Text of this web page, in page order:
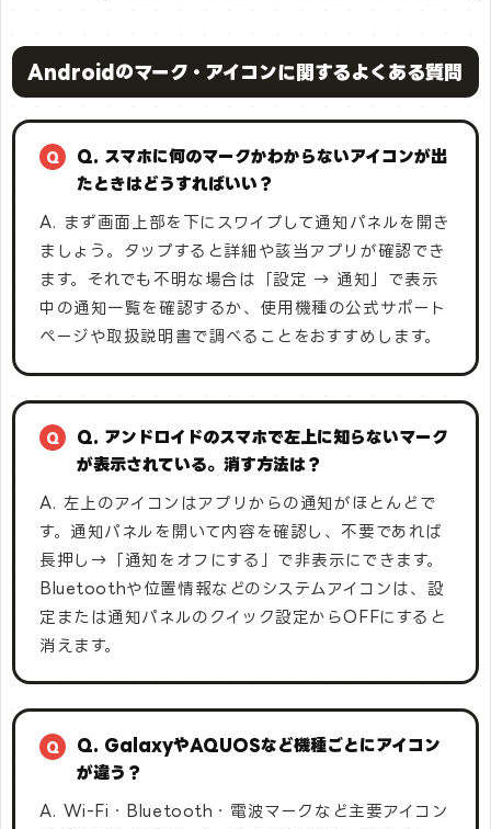
Androidのマーク・アイコンに関するよくある質問
Q. スマホに何のマークかわからないアイコンが出
たときはどうすればいい？
A. まず画面上部を下にスワイプして通知パネルを開き
ましょう。タップすると詳細や該当アプリが確認でき
ます。それでも不明な場合は「設定 → 通知」で表示
中の通知一覧を確認するか、使用機種の公式サポート
ページや取扱説明書で調べることをおすすめします。
Q. アンドロイドのスマホで左上に知らないマーク
が表示されている。消す方法は？
A. 左上のアイコンはアプリからの通知がほとんどで
す。通知パネルを開いて内容を確認し、不要であれば
長押し→「通知をオフにする」で非表示にできます。
Bluetoothや位置情報などのシステムアイコンは、設
定または通知パネルのクイック設定からOFFにすると
消えます。
Q. GalaxyやAQUOSなど機種ごとにアイコン
が違う？
A. Wi-Fi・Bluetooth・電波マークなど主要アイコン